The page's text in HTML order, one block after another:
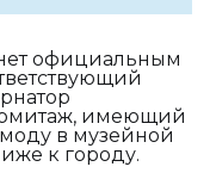
официальным
имеющий
в музейной
к городу.